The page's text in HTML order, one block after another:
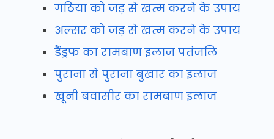
गठिया को जड़ से खत्म करने के उपाय
अल्सर को जड़ से खत्म करने के उपाय
डैंड्रफ का रामबाण इलाज पतंजलि
पुराना से पुराना बुखार का इलाज
खूनी बवासीर का रामबाण इलाज